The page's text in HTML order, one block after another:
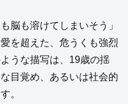
脳も溶けてしまいそう」
を超えた、危うくも強烈
うな描写は、19歳の揺
目覚め、あるいは社会的
。